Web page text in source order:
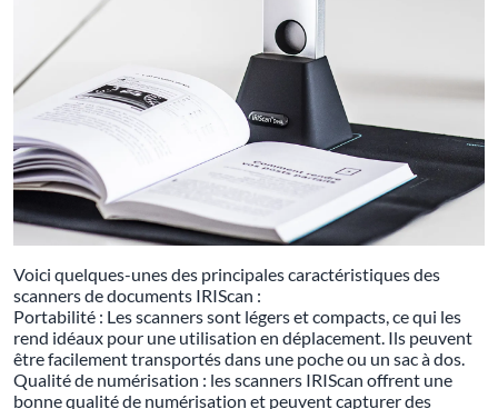
Voici quelques-unes des principales caractéristiques des
scanners de documents IRIScan :
Portabilité : Les scanners sont légers et compacts, ce qui les
rend idéaux pour une utilisation en déplacement. Ils peuvent
être facilement transportés dans une poche ou un sac à dos.
Qualité de numérisation : les scanners IRIScan offrent une
bonne qualité de numérisation et peuvent capturer des